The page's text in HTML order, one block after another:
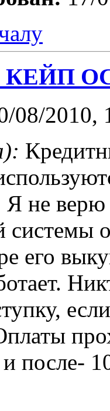
КЕЙП
08/2010,
Я не
системы
его
после-